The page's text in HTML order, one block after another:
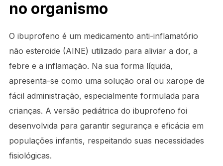
no organismo
O ibuprofeno é um medicamento anti-inflamatório
não esteroide (AINE) utilizado para aliviar a dor, a
febre e a inflamação. Na sua forma líquida,
apresenta-se como uma solução oral ou xarope de
fácil administração, especialmente formulada para
crianças. A versão pediátrica do ibuprofeno foi
desenvolvida para garantir segurança e eficácia em
populações infantis, respeitando suas necessidades
fisiológicas.